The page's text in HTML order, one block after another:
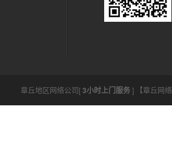
章丘地区网络公司[3小时上门服务] 【章丘网